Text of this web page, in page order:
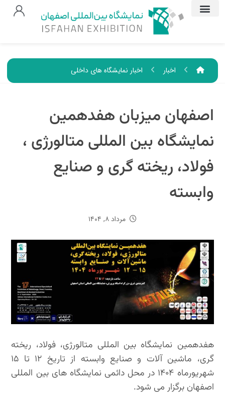
اخبار اخبار نمایشگاه های داخلی
اصفهان میزبان هفدهمین
نمایشگاه بین المللی متالورژی ،
فولاد، ریخته گری و صنایع
وابسته
مرداد ۸, ۱۴۰۴
هفدهمین نمایشگاه بین المللی متالورژی، فولاد، ریخته
گری، ماشین آلات و صنایع وابسته از تاریخ ۱۲ تا ۱۵
شهریورماه ۱۴۰۴ در محل دائمی نمایشگاه های بین المللی
اصفهان برگزار می شود.